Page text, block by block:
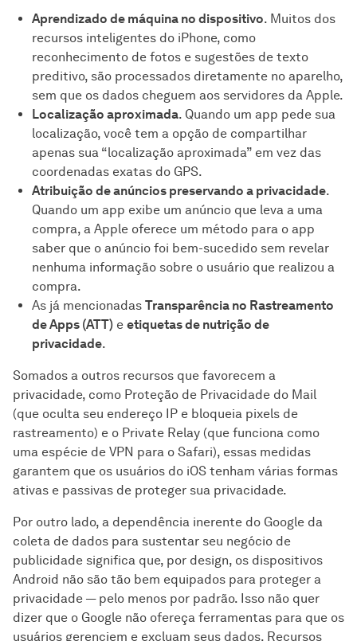
Aprendizado de máquina no dispositivo. Muitos dos
recursos inteligentes do iPhone, como
reconhecimento de fotos e sugestões de texto
preditivo, são processados diretamente no aparelho,
sem que os dados cheguem aos servidores da Apple.
Localização aproximada. Quando um app pede sua
localização, você tem a opção de compartilhar
apenas sua “localização aproximada” em vez das
coordenadas exatas do GPS.
Atribuição de anúncios preservando a privacidade.
Quando um app exibe um anúncio que leva a uma
compra, a Apple oferece um método para o app
saber que o anúncio foi bem-sucedido sem revelar
nenhuma informação sobre o usuário que realizou a
compra.
As já mencionadas Transparência no Rastreamento
de Apps (ATT) e etiquetas de nutrição de
privacidade.
Somados a outros recursos que favorecem a
privacidade, como Proteção de Privacidade do Mail
(que oculta seu endereço IP e bloqueia pixels de
rastreamento) e o Private Relay (que funciona como
uma espécie de VPN para o Safari), essas medidas
garantem que os usuários do iOS tenham várias formas
ativas e passivas de proteger sua privacidade.
Por outro lado, a dependência inerente do Google da
coleta de dados para sustentar seu negócio de
publicidade significa que, por design, os dispositivos
Android não são tão bem equipados para proteger a
privacidade — pelo menos por padrão. Isso não quer
dizer que o Google não ofereça ferramentas para que os
usuários gerenciem e excluam seus dados. Recursos